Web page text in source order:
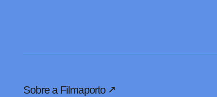
Sobre a Filmaporto